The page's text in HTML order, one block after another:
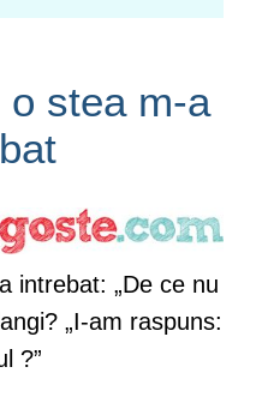
o stea m-a
intrebat: „De ce nu
„I-am raspuns:
?”